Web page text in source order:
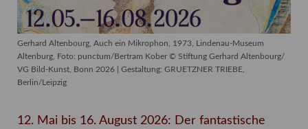
Gerhard Altenbourg, Auch ein Mikrophon, 1973, Lindenau-Museum
Altenburg, Foto: punctum/Bertram Kober © Stiftung Gerhard Altenbourg/
VG Bild-Kunst, Bonn 2026 | Gestaltung: GRUETZNER TRIEBE,
Berlin/Leipzig
12. Mai bis 16. August 2026: Der fantastische